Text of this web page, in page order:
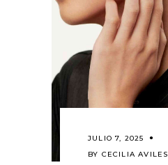
JULIO 7, 2025
BY CECILIA AVILES